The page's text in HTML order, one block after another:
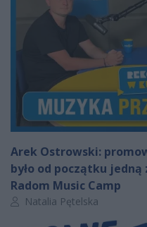
Arek Ostrowski:
było od początku
Radom Music Camp
Autor artykułu:
Natalia Pętelska